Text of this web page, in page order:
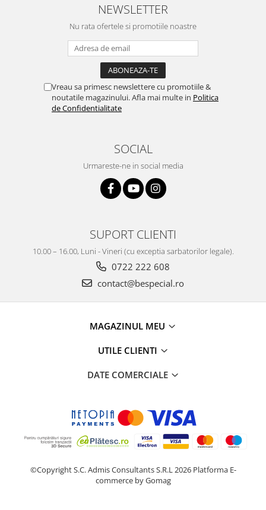
NEWSLETTER
Nu rata ofertele si promotiile noastre
Vreau sa primesc newslettere cu promotiile &
noutatile magazinului. Afla mai multe in Politica
de Confidentialitate
SOCIAL
Urmareste-ne in social media
SUPORT CLIENTI
10.00 – 16.00, Luni - Vineri (cu exceptia sarbatorilor legale).
0722 222 608
contact@bespecial.ro
MAGAZINUL MEU
UTILE CLIENTI
DATE COMERCIALE
©Copyright S.C. Admis Consultants S.R.L 2026 Platforma E-
commerce by Gomag